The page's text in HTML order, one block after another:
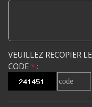
VEUILLEZ RECOPIER LE
CODE * :